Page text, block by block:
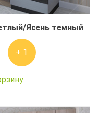
Ясень темный
+ 1